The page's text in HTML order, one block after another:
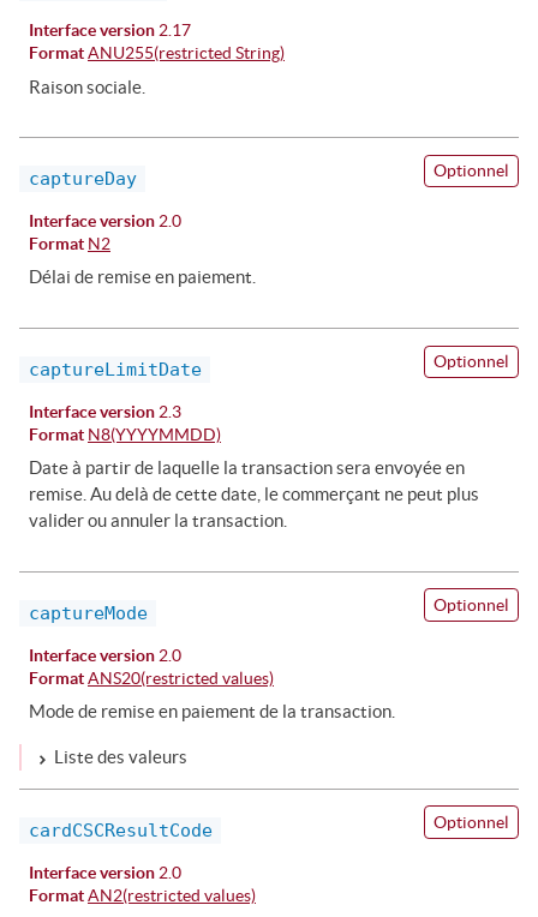
Interface version 2.17
Format ANU255(restricted String)
Raison sociale.
captureDay Optionnel
Interface version 2.0
Format N2
Délai de remise en paiement.
captureLimitDate Optionnel
Interface version 2.3
Format N8(YYYYMMDD)
Date à partir de laquelle la transaction sera envoyée en
remise. Au delà de cette date, le commerçant ne peut plus
valider ou annuler la transaction.
captureMode Optionnel
Interface version 2.0
Format ANS20(restricted values)
Mode de remise en paiement de la transaction.
Liste des valeurs
cardCSCResultCode Optionnel
Interface version 2.0
Format AN2(restricted values)